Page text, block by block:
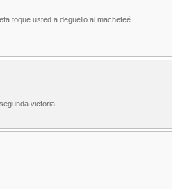
toque usted a degüello al macheteé
victoria.